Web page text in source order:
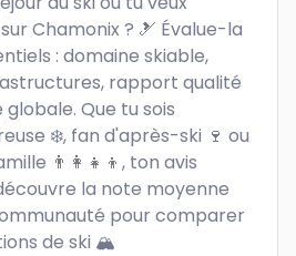
Chamonix ? 🎿 Évalue-la
: domaine skiable,
rapport qualité
Que tu sois
❄️, fan d'après-ski 🍷 ou
👨‍👩‍👧‍👦, ton avis
la note moyenne
pour comparer
de ski 🏔️